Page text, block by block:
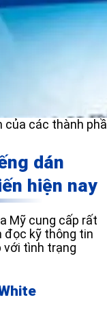
của các thành
dán
hiện nay
Mỹ cung cấp rất
đọc kỹ thông tin
với tình trạng